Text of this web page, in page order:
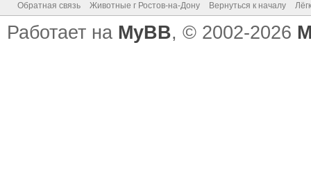
Обратная связь Животные г Ростов-на-Дону Вернуться к началу
Работает на MyBB, © 2002-2026